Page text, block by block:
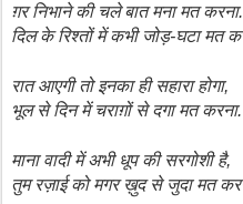
ग़र निभाने की चले बात मना मत करना.
दिल के रिश्तों में कभी जोड़-घटा मत
रात आएगी तो इनका ही सहारा होगा,
भूल से दिन में चराग़ों से दगा मत करना.
माना वादी में अभी धूप की सरगोशी है,
तुम रज़ाई को मगर ख़ुद से जुदा मत